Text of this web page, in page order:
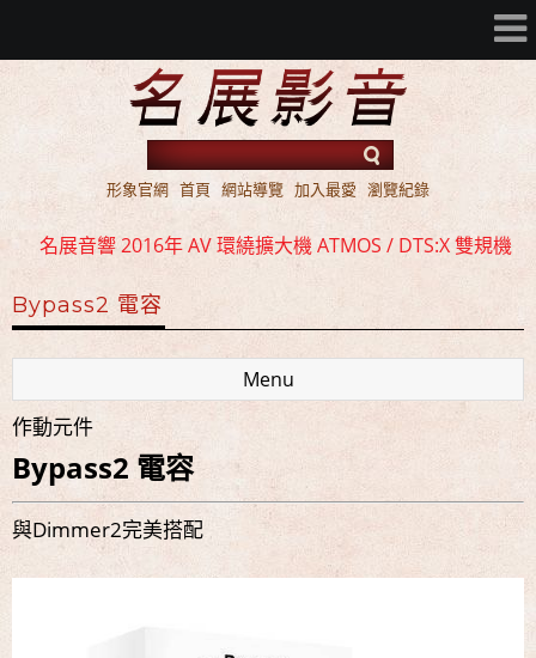
形象官網 首頁 網站導覽 加入最愛 瀏覽紀錄
名展音響 2016年 AV 環繞擴大機 ATMOS / DTS:X 雙規機
種 全面上市
名展音響 歐洲第一品牌 FIBARO 環控系統 現場展示 熱售
中!!!
名展音響 最新Dolby ATMOS 7.2.4 全景聲11聲道現場展示
名展音響 2016年 AV 環繞擴大機 ATMOS / DTS:X 雙規機
種 全面上市
名展音響 歐洲第一品牌 FIBARO 環控系統 現場展示 熱售
中!!!
Bypass2 電容
Menu
作動元件
Bypass2 電容
與Dimmer2完美搭配